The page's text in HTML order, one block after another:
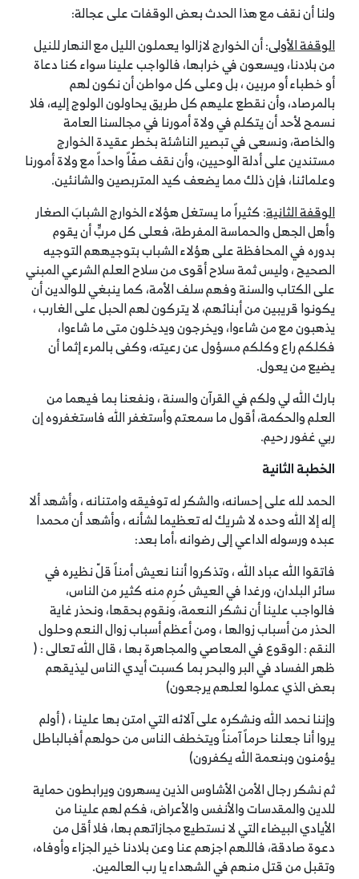
ولنا أن نقف مع هذا الحدث بعض الوقفات على عجالة:
الوقفة الأولى: أن الخوارج لازالوا يعملون الليل مع النهار للنيل
من بلادنا، ويسعون في خرابها، فالواجب علينا سواء كنا دعاة
أو خطباء أو مربين ، بل وعلى كل مواطن أن نكون لهم
بالمرصاد، وأن نقطع عليهم كل طريق يحاولون الولوج إليه، فلا
نسمح لأحد أن يتكلم في ولاة أمورنا في مجالسنا العامة
والخاصة، ونسعى في تبصير الناشئة بخطر عقيدة الخوارج
مستندين على أدلة الوحيين، وأن نقف صفّاً واحداً مع ولاة أمورنا
وعلمائنا، فإن ذلك مما يضعف كيد المتربصين والشانئين.
الوقفة الثانية: كثيراً ما يستغل هؤلاء الخوارج الشبابَ الصغار
وأهل الجهل والحماسة المفرطة، فعلى كل مربٍّ أن يقوم
بدوره في المحافظة على هؤلاء الشباب بتوجيههم التوجيه
الصحيح ، وليس ثمة سلاح أقوى من سلاح العلم الشرعي المبني
على الكتاب والسنة وفهم سلف الأمة، كما ينبغي للوالدين أن
يكونوا قريبين من أبنائهم، لا يتركون لهم الحبل على الغارب ،
يذهبون مع من شاءوا، ويخرجون ويدخلون متى ما شاءوا،
فكلكم راع وكلكم مسؤول عن رعيته، وكفى بالمرء إثما أن
يضيع من يعول.
بارك الله لي ولكم في القرآن والسنة ، ونفعنا بما فيهما من
العلم والحكمة، أقول ما سمعتم وأستغفر الله فاستغفروه إن
ربي غفور رحيم.
الخطبة الثانية
الحمد لله على إحسانه، والشكر له توفيقه وامتنانه ، وأشهد ألا
إله إلا الله وحده لا شريك له تعظيما لشأنه ، وأشهد أن محمدا
عبده ورسوله الداعي إلى رضوانه ،أما بعد:
فاتقوا الله عباد الله ، وتذكروا أننا نعيش أمناً قلّ نظيره في
سائر البلدان، ورغدا في العيش حُرِم منه كثير من الناس،
فالواجب علينا أن نشكر النعمة، ونقوم بحقها، ونحذر غاية
الحذر من أسباب زوالها ، ومن أعظم أسباب زوال النعم وحلول
النقم : الوقوع في المعاصي والمجاهرة بها ، قال الله تعالى : (
ظهر الفساد في البر والبحر بما كسبت أيدي الناس ليذيقهم
بعض الذي عملوا لعلهم يرجعون)
وإننا نحمد الله ونشكره على آلائه التي امتن بها علينا ، ( أولم
يروا أنا جعلنا حرماً آمناً ويتخطف الناس من حولهم أفبالباطل
يؤمنون وبنعمة الله يكفرون)
ثم نشكر رجال الأمن الأشاوس الذين يسهرون ويرابطون حماية
للدين والمقدسات والأنفس والأعراض، فكم لهم علينا من
الأيادي البيضاء التي لا نستطيع مجازاتهم بها، فلا أقل من
دعوة صادقة، فاللهم اجزهم عنا وعن بلادنا خير الجزاء وأوفاه،
وتقبل من قتل منهم في الشهداء يا رب العالمين.